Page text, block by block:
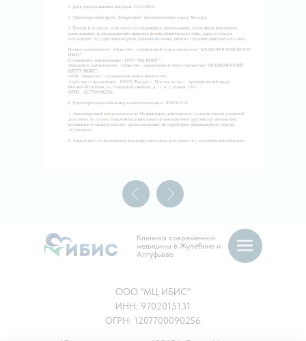
Клиника современной
медицины в Жулебино и
Алтуфьево
ООО "МЦ ИБИС"
ИНН: 9702015131
ОГРН: 1207700090256